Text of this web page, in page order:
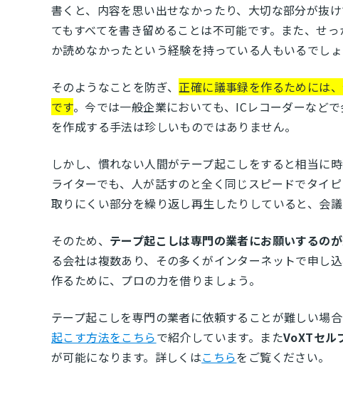
書くと、内容を思い出せなかったり、大切な部分が抜
てもすべてを書き留めることは不可能です。また、せ
か読めなかったという経験を持っている人もいるでしょ
そのようなことを防ぎ、正確に議事録を作るためには
です。今では一般企業においても、ICレコーダーなど
を作成する手法は珍しいものではありません。
しかし、慣れない人間がテープ起こしをすると相当に
ライターでも、人が話すのと全く同じスピードでタイ
取りにくい部分を繰り返し再生したりしていると、会
そのため、 テープ起こしは専門の業者にお願いするの
る会社は複数あり、その多くがインターネットで申し
作るために、プロの力を借りましょう。
テープ起こしを専門の業者に依頼することが難しい場
起こす方法をこちらで紹介しています。またVoXTセル
が可能になります。詳しくはこちらをご覧ください。